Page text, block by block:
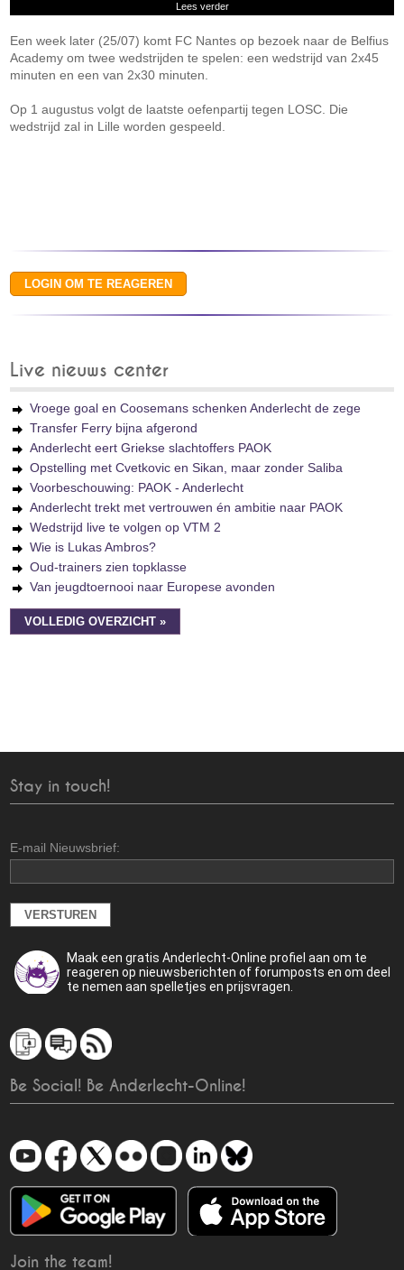
Lees verder
Een week later (25/07) komt FC Nantes op bezoek naar de Belfius
Academy om twee wedstrijden te spelen: een wedstrijd van 2x45
minuten en een van 2x30 minuten.
Op 1 augustus volgt de laatste oefenpartij tegen LOSC. Die
wedstrijd zal in Lille worden gespeeld.
Live nieuws center
Vroege goal en Coosemans schenken Anderlecht de zege
Transfer Ferry bijna afgerond
Anderlecht eert Griekse slachtoffers PAOK
Opstelling met Cvetkovic en Sikan, maar zonder Saliba
Voorbeschouwing: PAOK - Anderlecht
Anderlecht trekt met vertrouwen én ambitie naar PAOK
Wedstrijd live te volgen op VTM 2
Wie is Lukas Ambros?
Oud-trainers zien topklasse
Van jeugdtoernooi naar Europese avonden
VOLLEDIG OVERZICHT »
Stay in touch!
E-mail Nieuwsbrief:
Maak een gratis Anderlecht-Online profiel aan om te
reageren op nieuwsberichten of forumposts en om deel
te nemen aan spelletjes en prijsvragen.
Be Social! Be Anderlecht-Online!
Join the team!